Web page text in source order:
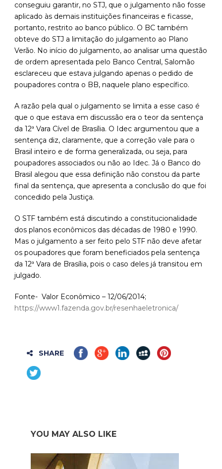
conseguiu garantir, no STJ, que o julgamento não fosse
aplicado às demais instituições financeiras e ficasse,
portanto, restrito ao banco público. O BC também
obteve do STJ a limitação do julgamento ao Plano
Verão. No início do julgamento, ao analisar uma questão
de ordem apresentada pelo Banco Central, Salomão
esclareceu que estava julgando apenas o pedido de
poupadores contra o BB, naquele plano específico.
A razão pela qual o julgamento se limita a esse caso é
que o que estava em discussão era o teor da sentença
da 12ª Vara Cível de Brasília. O Idec argumentou que a
sentença diz, claramente, que a correção vale para o
Brasil inteiro e de forma generalizada, ou seja, para
poupadores associados ou não ao Idec. Já o Banco do
Brasil alegou que essa definição não constou da parte
final da sentença, que apresenta a conclusão do que foi
concedido pela Justiça.
O STF também está discutindo a constitucionalidade
dos planos econômicos das décadas de 1980 e 1990.
Mas o julgamento a ser feito pelo STF não deve afetar
os poupadores que foram beneficiados pela sentença
da 12ª Vara de Brasília, pois o caso deles já transitou em
julgado.
Fonte- Valor Econômico – 12/06/2014;
https://www1.fazenda.gov.br/resenhaeletronica/
SHARE
YOU MAY ALSO LIKE